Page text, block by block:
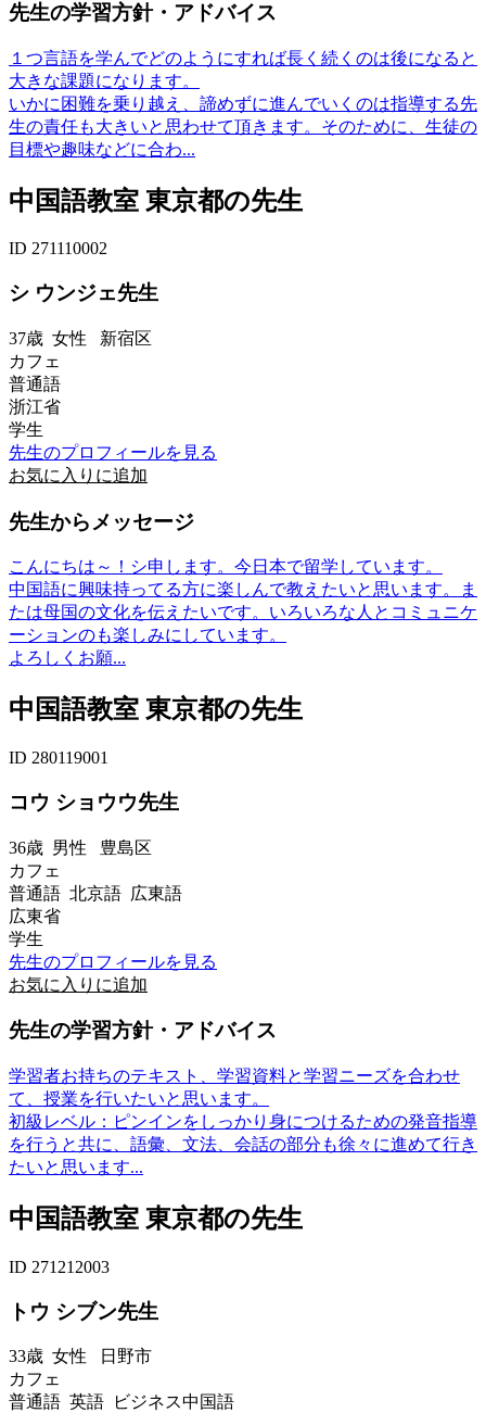
先生の学習方針・アドバイス
１つ言語を学んでどのようにすれば長く続くのは後になると
大きな課題になります。
いかに困難を乗り越え、諦めずに進んでいくのは指導する先
生の責任も大きいと思わせて頂きます。そのために、生徒の
目標や趣味などに合わ...
中国語教室 東京都の先生
ID 271110002
シ ウンジェ先生
37歳 女性 新宿区
カフェ
普通語
浙江省
学生
先生のプロフィールを見る
お気に入りに追加
先生からメッセージ
こんにちは～！シ申します。今日本で留学しています。
中国語に興味持ってる方に楽しんで教えたいと思います。ま
たは母国の文化を伝えたいです。いろいろな人とコミュニケ
ーションのも楽しみにしています。
よろしくお願...
中国語教室 東京都の先生
ID 280119001
コウ ショウウ先生
36歳 男性 豊島区
カフェ
普通語 北京語 広東語
広東省
学生
先生のプロフィールを見る
お気に入りに追加
先生の学習方針・アドバイス
学習者お持ちのテキスト、学習資料と学習ニーズを合わせ
て、授業を行いたいと思います。
初級レベル：ピンインをしっかり身につけるための発音指導
を行うと共に、語彙、文法、会話の部分も徐々に進めて行き
たいと思います...
中国語教室 東京都の先生
ID 271212003
トウ シブン先生
33歳 女性 日野市
カフェ
普通語 英語 ビジネス中国語